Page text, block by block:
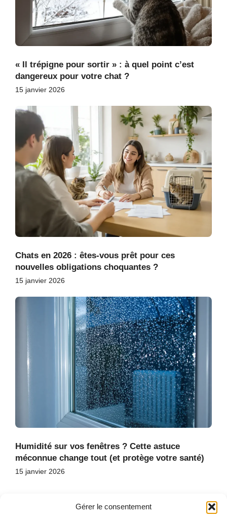
Gérer le consentement
« Il trépigne pour sortir » : à quel point c’est
dangereux pour votre chat ?
15 janvier 2026
Chats en 2026 : êtes-vous prêt pour ces
nouvelles obligations choquantes ?
15 janvier 2026
Humidité sur vos fenêtres ? Cette astuce
méconnue change tout (et protège votre santé)
15 janvier 2026